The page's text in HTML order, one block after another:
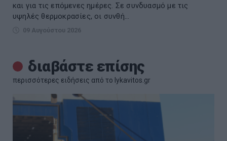
και για τις επόμενες ημέρες. Σε συνδυασμό με τις
υψηλές θερμοκρασίες, οι συνθή...
09 Αυγούστου 2026
διαβάστε επίσης
περισσότερες ειδήσεις από το lykavitos.gr